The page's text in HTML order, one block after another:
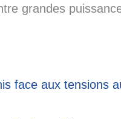
grandes
face aux tensions